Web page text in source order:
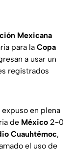
Mexicana
para la Copa
a usar un
registrados
expuso en plena
de México 2-0
Cuauhtémoc,
el uso de